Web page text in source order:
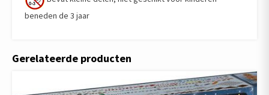
beneden de 3 jaar
Gerelateerde producten